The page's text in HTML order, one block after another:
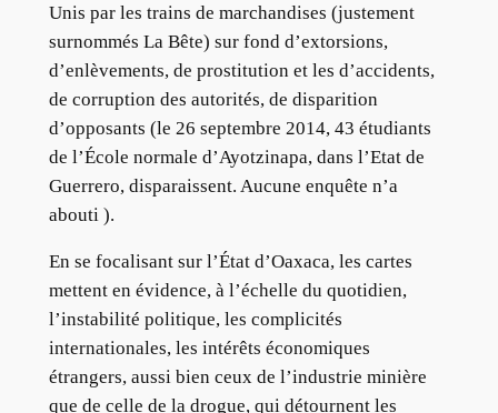
Unis par les trains de marchandises (justement
surnommés La Bête) sur fond d’extorsions,
d’enlèvements, de prostitution et les d’accidents,
de corruption des autorités, de disparition
d’opposants (le 26 septembre 2014, 43 étudiants
de l’École normale d’Ayotzinapa, dans l’Etat de
Guerrero, disparaissent. Aucune enquête n’a
abouti ).
En se focalisant sur l’État d’Oaxaca, les cartes
mettent en évidence, à l’échelle du quotidien,
l’instabilité politique, les complicités
internationales, les intérêts économiques
étrangers, aussi bien ceux de l’industrie minière
que de celle de la drogue, qui détournent les